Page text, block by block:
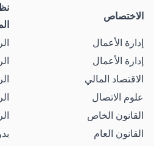
الاختصاص
إدارة الأعمال
إدارة الأعمال
الاقتصاد المالي
علوم الاتصال
القانون الخاص
القانون العام